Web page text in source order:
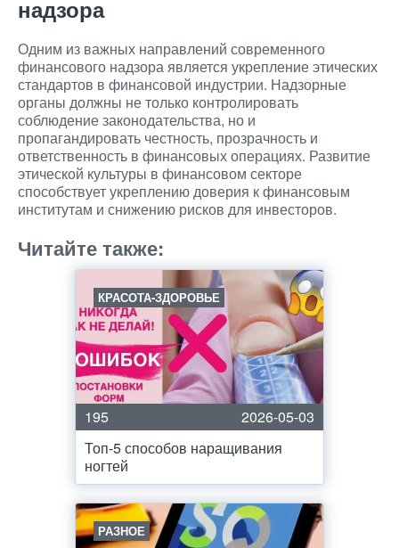
надзора
Одним из важных направлений современного
финансового надзора является укрепление этических
стандартов в финансовой индустрии. Надзорные
органы должны не только контролировать
соблюдение законодательства, но и
пропагандировать честность, прозрачность и
ответственность в финансовых операциях. Развитие
этической культуры в финансовом секторе
способствует укреплению доверия к финансовым
институтам и снижению рисков для инвесторов.
Читайте также:
КРАСОТА-ЗДОРОВЬЕ
195
2026-05-03
Топ-5 способов наращивания
ногтей
РАЗНОЕ